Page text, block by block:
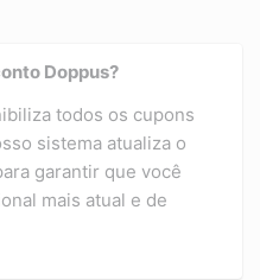
Doppus?
todos os cupons
sistema atualiza o
garantir que você
mais atual e de